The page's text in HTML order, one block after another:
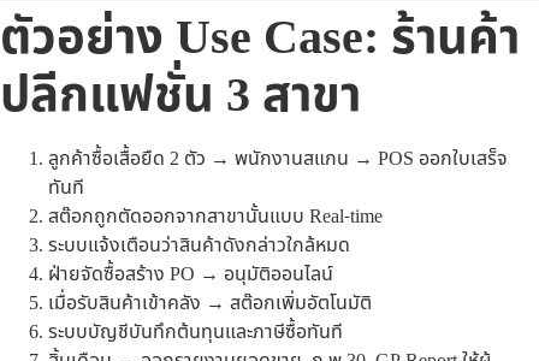
ตัวอย่าง Use Case: ร้านค้า
ปลีกแฟชั่น 3 สาขา
ลูกค้าซื้อเสื้อยืด 2 ตัว → พนักงานสแกน → POS ออกใบเสร็จ
ทันที
สต๊อกถูกตัดออกจากสาขานั้นแบบ Real-time
ระบบแจ้งเตือนว่าสินค้าดังกล่าวใกล้หมด
ฝ่ายจัดซื้อสร้าง PO → อนุมัติออนไลน์
เมื่อรับสินค้าเข้าคลัง → สต๊อกเพิ่มอัตโนมัติ
ระบบบัญชีบันทึกต้นทุนและภาษีซื้อทันที